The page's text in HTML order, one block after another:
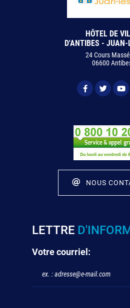
HÔTEL DE
D'ANTIBES - JUAN-
24 Cours
06600
NOUS
LETTRE
Votre courriel: